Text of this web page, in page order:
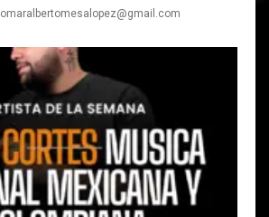
omaralbertomesalopez@gmail.com